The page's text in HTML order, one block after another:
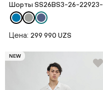
Шорты SS26BS3-26-
Цена: 299 990 UZS
NEW